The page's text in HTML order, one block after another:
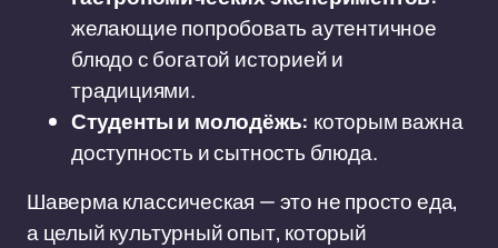
желающие попробовать аутентичное
блюдо с богатой историей и
традициями.
Студенты и молодёжь: которым важна
доступность и сытность блюда.
Шаверма классическая — это не просто еда,
а целый культурный опыт, который